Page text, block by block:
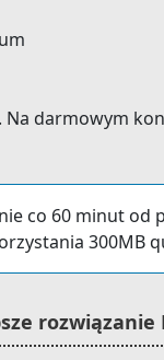
Na darmowym
co 60 minut
300MB
rozwiązanie